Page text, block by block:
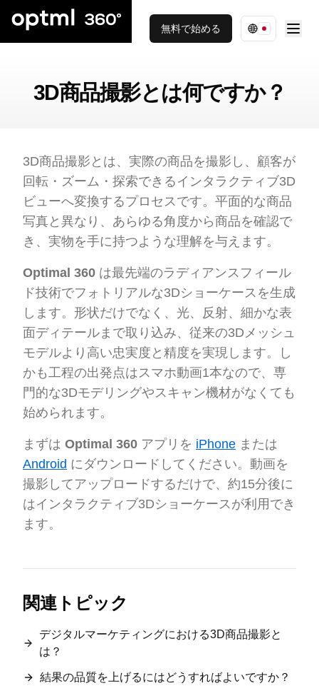
無料で始める
3D商品撮影とは何ですか？
3D商品撮影とは、実際の商品を撮影し、顧客が
回転・ズーム・探索できるインタラクティブ3D
ビューへ変換するプロセスです。平面的な商品
写真と異なり、あらゆる角度から商品を確認で
き、実物を手に持つような理解を与えます。
Optimal 360 は最先端のラディアンスフィール
ド技術でフォトリアルな3Dショーケースを生成
します。形状だけでなく、光、反射、細かな表
面ディテールまで取り込み、従来の3Dメッシュ
モデルより高い忠実度と精度を実現します。し
かも工程の出発点はスマホ動画1本なので、専
門的な3Dモデリングやスキャン機材がなくても
始められます。
まずは Optimal 360 アプリを iPhone または
Android にダウンロードしてください。動画を
撮影してアップロードするだけで、約15分後に
はインタラクティブ3Dショーケースが利用でき
ます。
関連トピック
デジタルマーケティングにおける3D商品撮影と
は？
結果の品質を上げるにはどうすればよいですか？